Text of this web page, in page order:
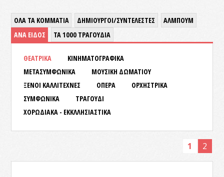
ΟΛΑ ΤΑ ΚΟΜΜΑΤΙΑ ΔΗΜΙΟΥΡΓΟΙ/ΣΥΝΤΕΛΕΣΤΕΣ
ΑΛΜΠΟΥΜ
ΑΝΑ ΕΙΔΟΣ
ΤΑ 1000 ΤΡΑΓΟΥΔΙΑ
ΘΕΑΤΡΙΚΑ
ΚΙΝΗΜΑΤΟΓΡΑΦΙΚΑ
ΜΕΤΑΣΥΜΦΩΝΙΚΑ
ΜΟΥΣΙΚΗ ΔΩΜΑΤΙΟΥ
ΞΕΝΟΙ ΚΑΛΛΙΤΕΧΝΕΣ
ΟΠΕΡΑ
ΟΡΧΗΣΤΡΙΚΑ
ΣΥΜΦΩΝΙΚΑ
ΤΡΑΓΟΥΔΙ
ΧΟΡΩΔΙΑΚΑ - ΕΚΚΛΛΗΣΙΑΣΤΙΚΑ
1 2